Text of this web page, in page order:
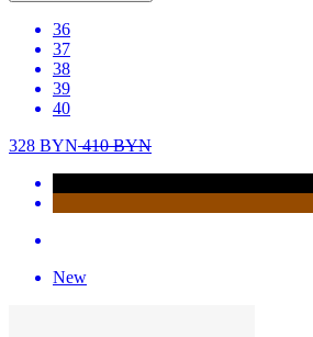
36
37
38
39
40
328 BYN410BYN
New